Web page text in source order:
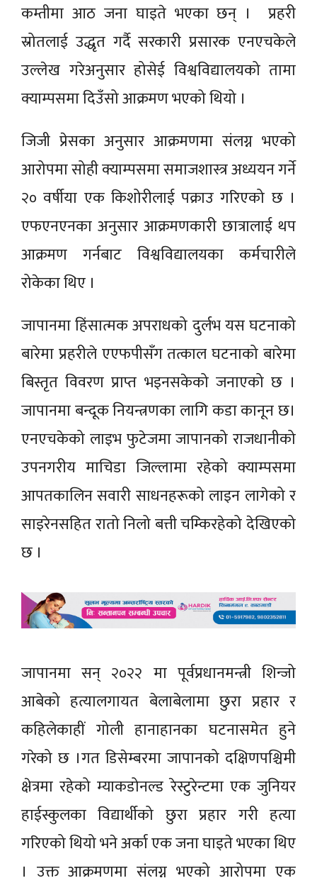
कम्तीमा आठ जना घाइते भएका छन् । प्रहरी
स्रोतलाई उद्धृत गर्दै सरकारी प्रसारक एनएचकेले
उल्लेख गरेअनुसार होसेई विश्वविद्यालयको तामा
क्याम्पसमा दिउँसो आक्रमण भएको थियो ।
जिजी प्रेसका अनुसार आक्रमणमा संलग्न भएको
आरोपमा सोही क्याम्पसमा समाजशास्त्र अध्ययन गर्ने
२० वर्षीया एक किशोरीलाई पक्राउ गरिएको छ ।
एफएनएनका अनुसार आक्रमणकारी छात्रालाई थप
आक्रमण गर्नबाट विश्वविद्यालयका कर्मचारीले
रोकेका थिए ।
जापानमा हिंसात्मक अपराधको दुर्लभ यस घटनाको
बारेमा प्रहरीले एएफपीसँग तत्काल घटनाको बारेमा
बिस्तृत विवरण प्राप्त भइनसकेको जनाएको छ ।
जापानमा बन्दूक नियन्त्रणका लागि कडा कानून छ।
एनएचकेको लाइभ फुटेजमा जापानको राजधानीको
उपनगरीय माचिडा जिल्लामा रहेको क्याम्पसमा
आपतकालिन सवारी साधनहरूको लाइन लागेको र
साइरेनसहित रातो निलो बत्ती चम्किरहेको देखिएको
छ ।
जापानमा सन् २०२२ मा पूर्वप्रधानमन्त्री शिन्जो
आबेको हत्यालगायत बेलाबेलामा छुरा प्रहार र
कहिलेकाहीं गोली हानाहानका घटनासमेत हुने
गरेको छ ।गत डिसेम्बरमा जापानको दक्षिणपश्चिमी
क्षेत्रमा रहेको म्याकडोनल्ड रेस्टुरेन्टमा एक जुनियर
हाईस्कुलका विद्यार्थीको छुरा प्रहार गरी हत्या
गरिएको थियो भने अर्का एक जना घाइते भएका थिए
। उक्त आक्रमणमा संलग्न भएको आरोपमा एक